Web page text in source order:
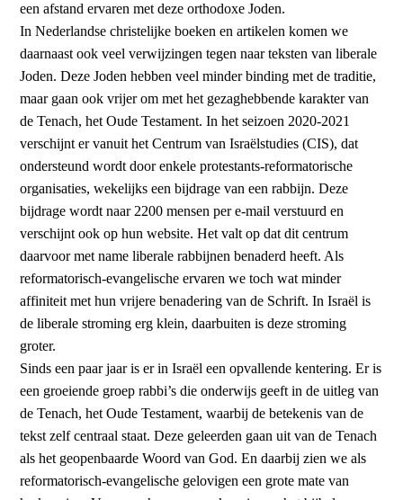
een afstand ervaren met deze orthodoxe Joden.
In Nederlandse christelijke boeken en artikelen komen we
daarnaast ook veel verwijzingen tegen naar teksten van liberale
Joden. Deze Joden hebben veel minder binding met de traditie,
maar gaan ook vrijer om met het gezaghebbende karakter van
de Tenach, het Oude Testament. In het seizoen 2020-2021
verschijnt er vanuit het Centrum van Israëlstudies (CIS), dat
ondersteund wordt door enkele protestants-reformatorische
organisaties, wekelijks een bijdrage van een rabbijn. Deze
bijdrage wordt naar 2200 mensen per e-mail verstuurd en
verschijnt ook op hun website. Het valt op dat dit centrum
daarvoor met name liberale rabbijnen benaderd heeft. Als
reformatorisch-evangelische ervaren we toch wat minder
affiniteit met hun vrijere benadering van de Schrift. In Israël is
de liberale stroming erg klein, daarbuiten is deze stroming
groter.
Sinds een paar jaar is er in Israël een opvallende kentering. Er is
een groeiende groep rabbi’s die onderwijs geeft in de uitleg van
de Tenach, het Oude Testament, waarbij de betekenis van de
tekst zelf centraal staat. Deze geleerden gaan uit van de Tenach
als het geopenbaarde Woord van God. En daarbij zien we als
reformatorisch-evangelische gelovigen een grote mate van